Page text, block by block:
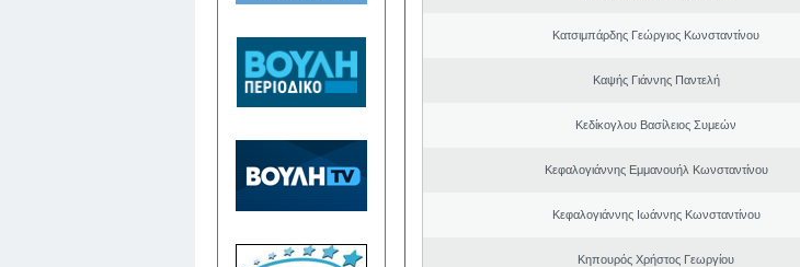
Κατσιμπάρδης Γεώργιος Κωνσταντίνου
Καψής Γιάννης Παντελή
Κεδίκογλου Βασίλειος Συμεών
Κεφαλογιάννης Εμμανουήλ Κωνσταντίνου
Κεφαλογιάννης Ιωάννης Κωνσταντίνου
Κηπουρός Χρήστος Γεωργίου